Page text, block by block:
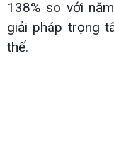
138% so với
giải pháp trọng
thế.